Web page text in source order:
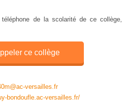
de la scolarité de ce collège,
ce collège
versailles.fr
bondoufle.ac-versailles.fr/